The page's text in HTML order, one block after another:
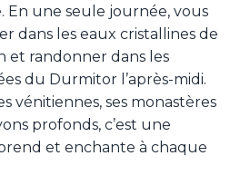
En une seule journée, vous
dans les eaux cristallines de
et randonner dans les
du Durmitor l’après-midi.
vénitiennes, ses monastères
profonds, c’est une
et enchante à chaque